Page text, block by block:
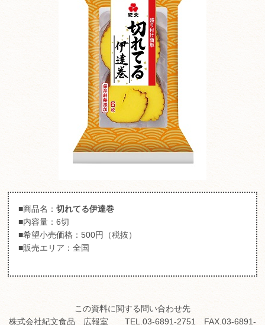
■商品名：切れてる伊達巻
■内容量：6切
■希望小売価格：500円（税抜）
■販売エリア：全国
この資料に関する問い合わせ先
株式会社紀文食品 広報室 TEL.03-6891-2751 FAX.03-6891-